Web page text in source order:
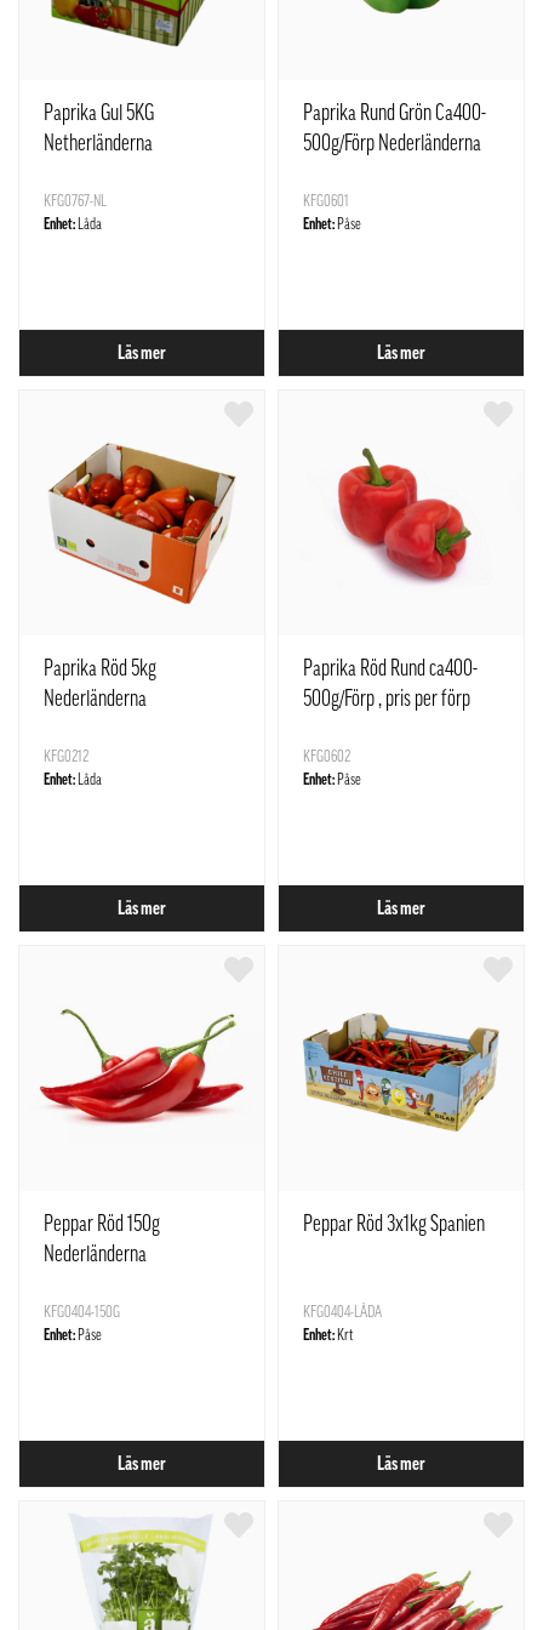
Paprika Gul 5KG
Netherländerna
KFG0767-NL
Enhet: Låda
Läs mer
Paprika Rund Grön Ca400-
500g/Förp Nederländerna
KFG0601
Enhet: Påse
Läs mer
Paprika Röd 5kg
Nederländerna
KFG0212
Enhet: Låda
Läs mer
Paprika Röd Rund ca400-
500g/Förp , pris per förp
KFG0602
Enhet: Påse
Läs mer
Peppar Röd 150g
Nederländerna
KFG0404-150G
Enhet: Påse
Läs mer
Peppar Röd 3x1kg Spanien
KFG0404-LÅDA
Enhet: Krt
Läs mer